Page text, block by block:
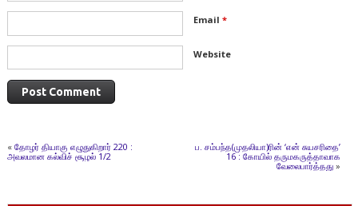
Email *
Website
« தோழர் தியாகு எழுதுகிறார் 220 :
அவலமான கல்விச் சூழல் 1/2
ப. சம்பந்த(முதலியா)ரின் ‘என் சுயசரிதை’
16 : கோயில் தருமகருத்தாவாக
வேலைபார்த்தது »